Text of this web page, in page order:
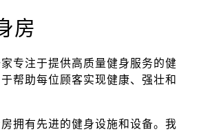
房
专注于提供高质量健身服务的健
帮助每位顾客实现健康、强壮和
拥有先进的健身设施和设备。我